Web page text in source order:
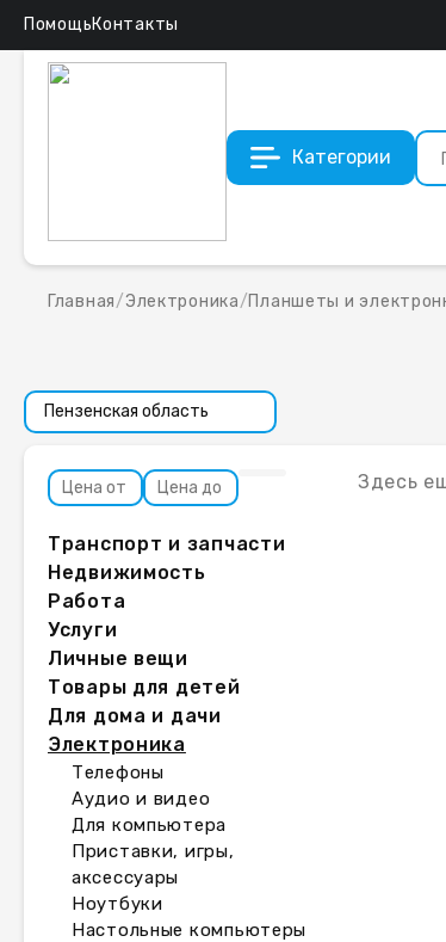
ПомощьКонтакты
Категории
Главная/Электроника/Планшеты и
Транспорт и запчасти
Недвижимость
Работа
Услуги
Личные вещи
Товары для детей
Для дома и дачи
Электроника
Телефоны
Аудио и видео
Для компьютера
Приставки, игры,
аксессуары
Ноутбуки
Настольные компьютеры
Здесь